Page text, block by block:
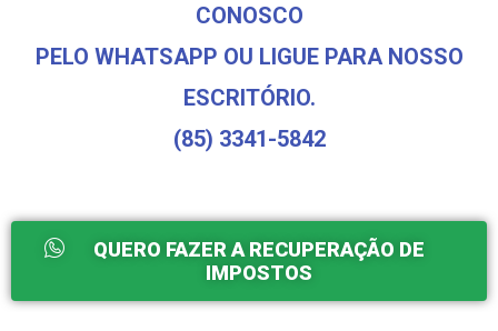
CONOSCO
PELO WHATSAPP OU LIGUE PARA NOSSO
ESCRITÓRIO.
(85) 3341-5842
QUERO FAZER A RECUPERAÇÃO DE
IMPOSTOS